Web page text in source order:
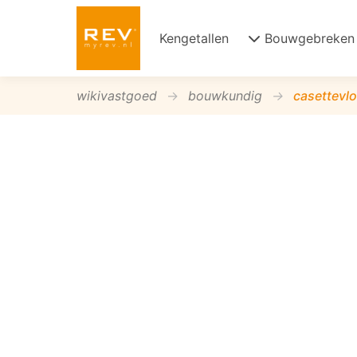
Kengetallen Bouwgebreken
wikivastgoed bouwkundig